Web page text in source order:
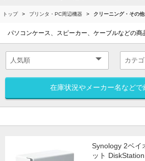
トップ プリンタ・PC周辺機器 クリーニング・その
パソコンケース、スピーカー、ケーブルなどの商
在庫状況やメーカー名など
Synology 2ベイ
ット